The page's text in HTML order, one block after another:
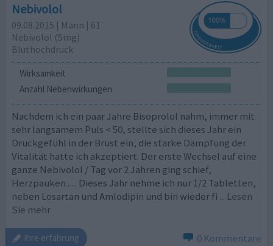
Nebivolol
09.08.2015 | Mann | 61
Nebivolol (5mg)
Bluthochdruck
Wirksamkeit
Anzahl Nebenwirkungen
Nachdem ich ein paar Jahre Bisoprolol nahm, immer mit
sehr langsamem Puls < 50, stellte sich dieses Jahr ein
Druckgefühl in der Brust ein, die starke Dämpfung der
Vitalität hatte ich akzeptiert. Der erste Wechsel auf eine
ganze Nebivolol / Tag vor 2 Jahren ging schief,
Herzpauken . . . Dieses Jahr nehme ich nur 1/2 Tabletten,
neben Losartan und Amlodipin und bin wieder fi ... Lesen
Sie mehr
ihre erfahrung 0 Kommentare